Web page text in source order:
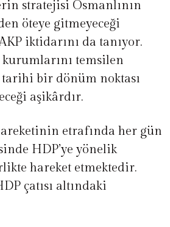
stratejisi Osmanlının
öteye gitmeyeceği
iktidarını da tanıyor.
temsilen
bir dönüm noktası
aşikârdır.
etrafında her gün
HDP’ye yönelik
hareket etmektedir.
çatısı altındaki